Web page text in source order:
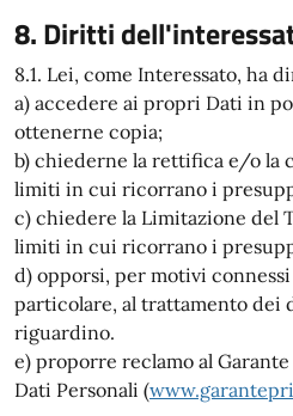
8. Diritti
8.1. Lei, come Interessato, ha
a) accedere ai propri Dati in
ottenerne copia;
b) chiederne la rettifica e/o la
limiti in cui ricorrano i
c) chiedere la Limitazione del
limiti in cui ricorrano i
d) opporsi, per motivi connessi
particolare, al trattamento dei
riguardino.
e) proporre reclamo al
Dati Personali (